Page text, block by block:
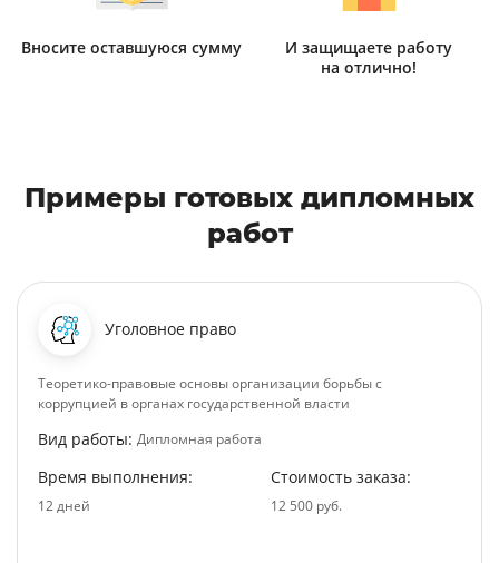
Вносите оставшуюся сумму
И защищаете работу
на отлично!
Примеры готовых дипломных
работ
Уголовное право
Теоретико-правовые основы организации борьбы с
коррупцией в органах государственной власти
Вид работы: Дипломная работа
Время выполнения:
12 дней
Стоимость заказа:
12 500 руб.